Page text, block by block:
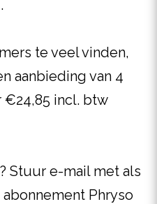
te veel vinden,
aanbieding van 4
€24,85 incl. btw
Stuur e-mail met als
Phryso